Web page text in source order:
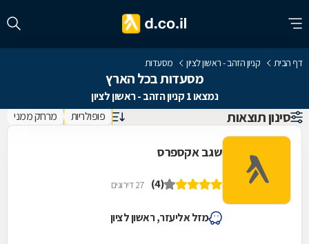
דף הבית קניון הזהב - ראשון לציון מסעדות
מסעדות בכל הארץ
נמצאו 1 קניון הזהב - ראשון לציון
סינון תוצאות פופולריות מרחק ממני
שגב אקספרס
(4) 27 דירוגים
מזל אליעזר, ראשון לציון